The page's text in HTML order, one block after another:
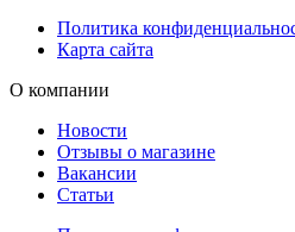
Политика
Карта сайта
О компании
Новости
Отзывы о магазине
Вакансии
Статьи